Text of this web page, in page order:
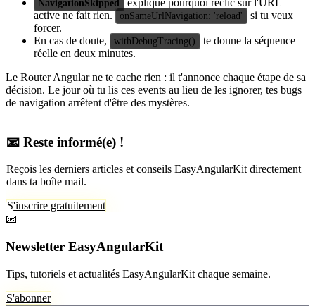
NavigationSkipped
explique pourquoi reclic sur l'URL
active ne fait rien. onSameUrlNavigation: 'reload'
si tu veux
forcer.
En cas de doute,
withDebugTracing()
te donne la séquence
réelle en deux minutes.
Le Router Angular ne te cache rien : il t'annonce chaque étape de sa
décision. Le jour où tu lis ces events au lieu de les ignorer, tes bugs
de navigation arrêtent d'être des mystères.
📧 Reste informé(e) !
Reçois les derniers articles et conseils EasyAngularKit directement
dans ta boîte mail.
S'inscrire gratuitement
📧
Newsletter EasyAngularKit
Tips, tutoriels et actualités EasyAngularKit chaque semaine.
S'abonner